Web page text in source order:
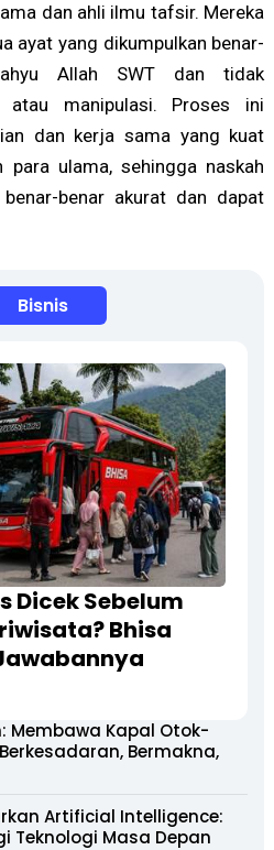
dan ahli ilmu tafsir. Mereka
ayat yang dikumpulkan benar-
Allah SWT dan tidak
atau manipulasi. Proses ini
dan kerja sama yang kuat
ulama, sehingga naskah
benar akurat dan dapat
Bisnis
Dicek Sebelum
Bhisa
Membawa Kapal Otok-
Bermakna,
Artificial Intelligence:
Teknologi Masa Depan